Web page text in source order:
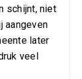
schijnt, niet
aangeven
later
veel